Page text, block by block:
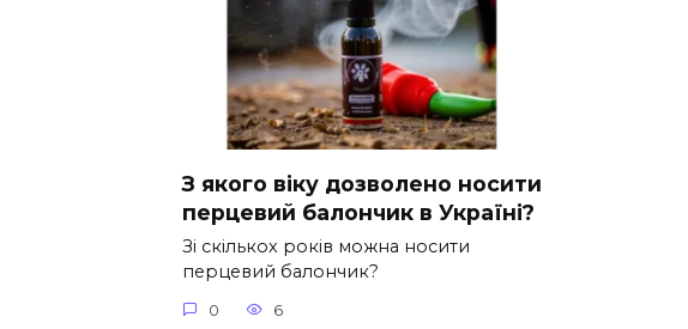
З якого віку дозволено носити
перцевий балончик в Україні?
Зі скількох років можна носити
перцевий балончик?
0 6